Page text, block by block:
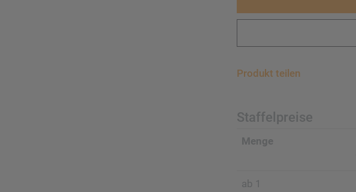
Produkt teilen
Staffelpreise
Menge
ab 1